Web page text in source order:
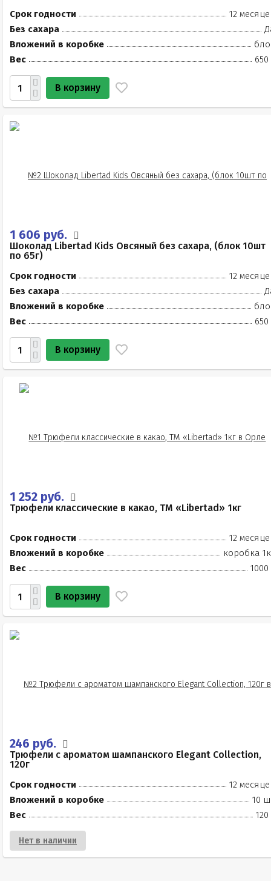
Срок годности
12
Без сахара
Вложений в коробке
Вес
650
В корзину
1 606 руб.
Шоколад Libertad Kids Овсяный без сахара, (блок 10шт
по 65г)
Срок годности
12
Без сахара
Вложений в коробке
Вес
650
В корзину
1 252 руб.
Трюфели классические в какао, ТМ «Libertad» 1кг
Срок годности
12
Вложений в коробке
коробка
Вес
1000
В корзину
246 руб.
Трюфели с ароматом шампанского Elegant Collection,
120г
Срок годности
12
Вложений в коробке
10
Вес
120
Нет в наличии